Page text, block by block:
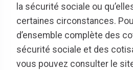
la sécurité sociale ou
certaines circonstances.
d’ensemble complète des
sécurité sociale et des
vous pouvez consulter le